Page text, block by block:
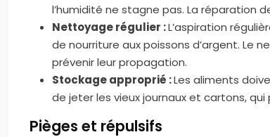
l’humidité ne stagne pas. La réparation
Nettoyage régulier :L’aspiration
de nourriture aux poissons d’argent.
prévenir leur propagation.
Stockage approprié :Les aliments
de jeter les vieux journaux et cartons,
Pièges et répulsifs